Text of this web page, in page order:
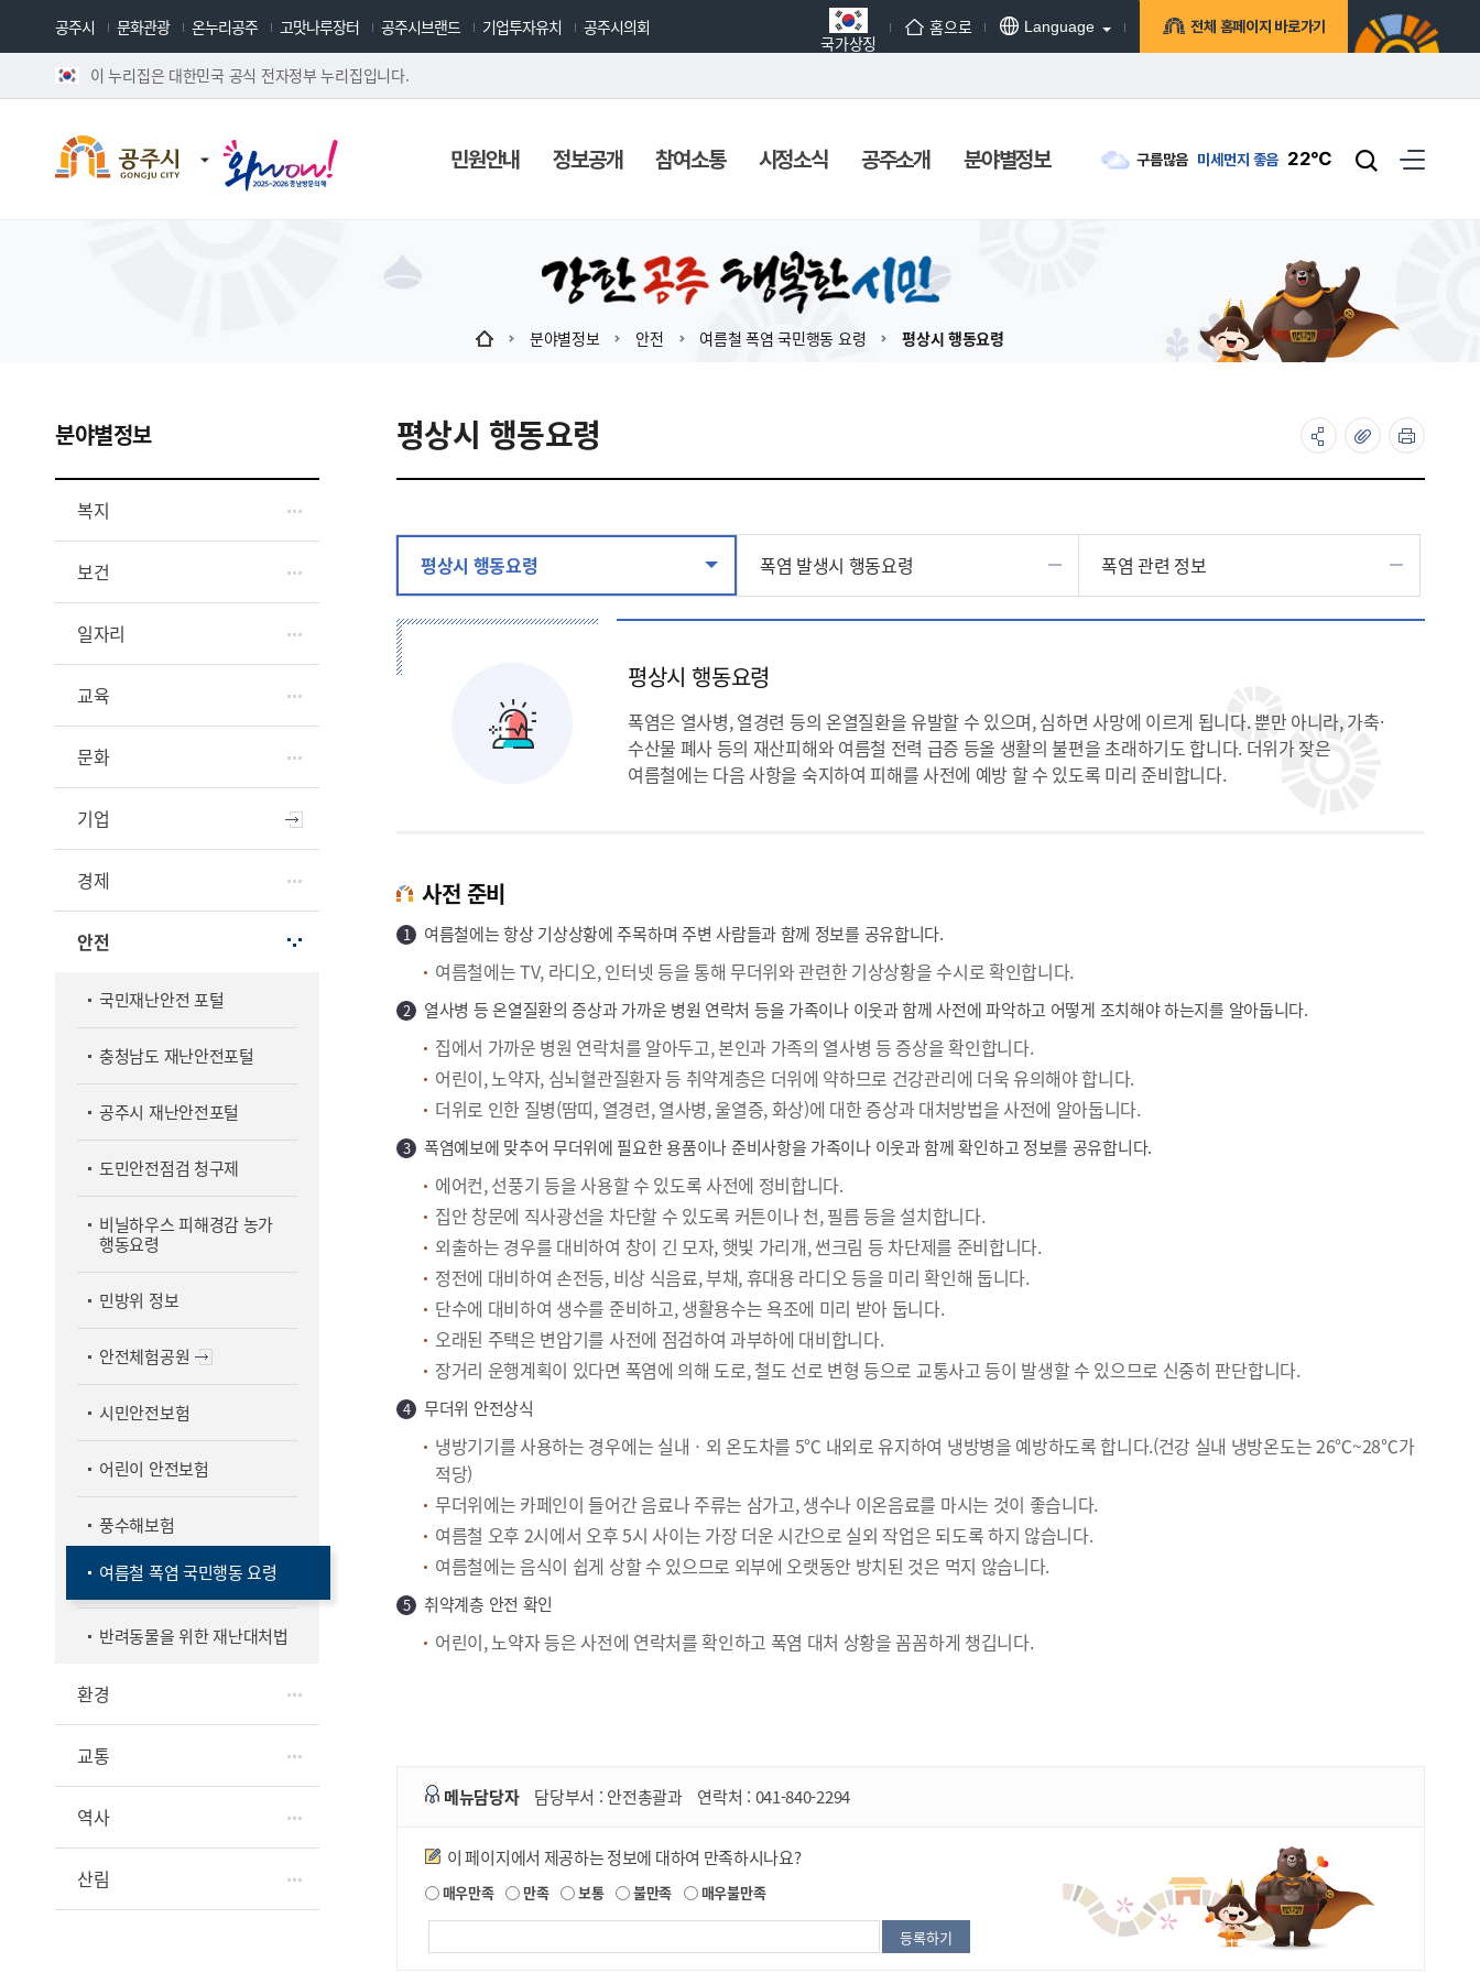
공주시 문화관광 온누리공주 고맛나루장터 공주시브랜드 기업투자유치 공주시의회
국가상징
홈으로 Language 전체 홈페이지 바로가기
이 누리집은 대한민국 공식 전자정부 누리집입니다.
구름많음 미세먼지 좋음 22℃
민원안내 정보공개 참여소통 시정소식 공주소개 분야별정보
분야별정보 안전 여름철 폭염 국민행동 요령 평상시 행동요령
분야별정보
복지
보건
일자리
교육
문화
기업
경제
안전
국민재난안전 포털
충청남도 재난안전포털
공주시 재난안전포털
도민안전점검 청구제
비닐하우스 피해경감 농가
행동요령
민방위 정보
안전체험공원
시민안전보험
어린이 안전보험
풍수해보험
여름철 폭염 국민행동 요령
반려동물을 위한 재난대처법
환경
교통
역사
산림
평상시 행동요령
평상시 행동요령 폭염 발생시 행동요령 폭염 관련 정보
평상시 행동요령
폭염은 열사병, 열경련 등의 온열질환을 유발할 수 있으며, 심하면 사망에 이르게 됩니다. 뿐만 아니라, 가축·
수산물 폐사 등의 재산피해와 여름철 전력 급증 등올 생활의 불편을 초래하기도 합니다. 더위가 잦은
여름철에는 다음 사항을 숙지하여 피해를 사전에 예방 할 수 있도록 미리 준비합니다.
사전 준비
여름철에는 항상 기상상황에 주목하며 주변 사람들과 함께 정보를 공유합니다.
여름철에는 TV, 라디오, 인터넷 등을 통해 무더위와 관련한 기상상황을 수시로 확인합니다.
열사병 등 온열질환의 증상과 가까운 병원 연락처 등을 가족이나 이웃과 함께 사전에 파악하고 어떻게 조치해야 하는지를 알아둡니다.
집에서 가까운 병원 연락처를 알아두고, 본인과 가족의 열사병 등 증상을 확인합니다.
어린이, 노약자, 심뇌혈관질환자 등 취약계층은 더위에 약하므로 건강관리에 더욱 유의해야 합니다.
더위로 인한 질병(땀띠, 열경련, 열사병, 울열증, 화상)에 대한 증상과 대처방법을 사전에 알아둡니다.
폭염예보에 맞추어 무더위에 필요한 용품이나 준비사항을 가족이나 이웃과 함께 확인하고 정보를 공유합니다.
에어컨, 선풍기 등을 사용할 수 있도록 사전에 정비합니다.
집안 창문에 직사광선을 차단할 수 있도록 커튼이나 천, 필름 등을 설치합니다.
외출하는 경우를 대비하여 창이 긴 모자, 햇빛 가리개, 썬크림 등 차단제를 준비합니다.
정전에 대비하여 손전등, 비상 식음료, 부채, 휴대용 라디오 등을 미리 확인해 둡니다.
단수에 대비하여 생수를 준비하고, 생활용수는 욕조에 미리 받아 둡니다.
오래된 주택은 변압기를 사전에 점검하여 과부하에 대비합니다.
장거리 운행계획이 있다면 폭염에 의해 도로, 철도 선로 변형 등으로 교통사고 등이 발생할 수 있으므로 신중히 판단합니다.
무더위 안전상식
냉방기기를 사용하는 경우에는 실내ㆍ외 온도차를 5℃ 내외로 유지하여 냉방병을 예방하도록 합니다.(건강 실내 냉방온도는 26℃~28℃가
적당)
무더위에는 카페인이 들어간 음료나 주류는 삼가고, 생수나 이온음료를 마시는 것이 좋습니다.
여름철 오후 2시에서 오후 5시 사이는 가장 더운 시간으로 실외 작업은 되도록 하지 않습니다.
여름철에는 음식이 쉽게 상할 수 있으므로 외부에 오랫동안 방치된 것은 먹지 않습니다.
취약계층 안전 확인
어린이, 노약자 등은 사전에 연락처를 확인하고 폭염 대처 상황을 꼼꼼하게 챙깁니다.
메뉴담당자 담당부서 : 안전총괄과 연락처 : 041-840-2294
만족도조사
이 페이지에서 제공하는 정보에 대하여 만족하시나요?
매우만족 만족 보통 불만족 매우불만족